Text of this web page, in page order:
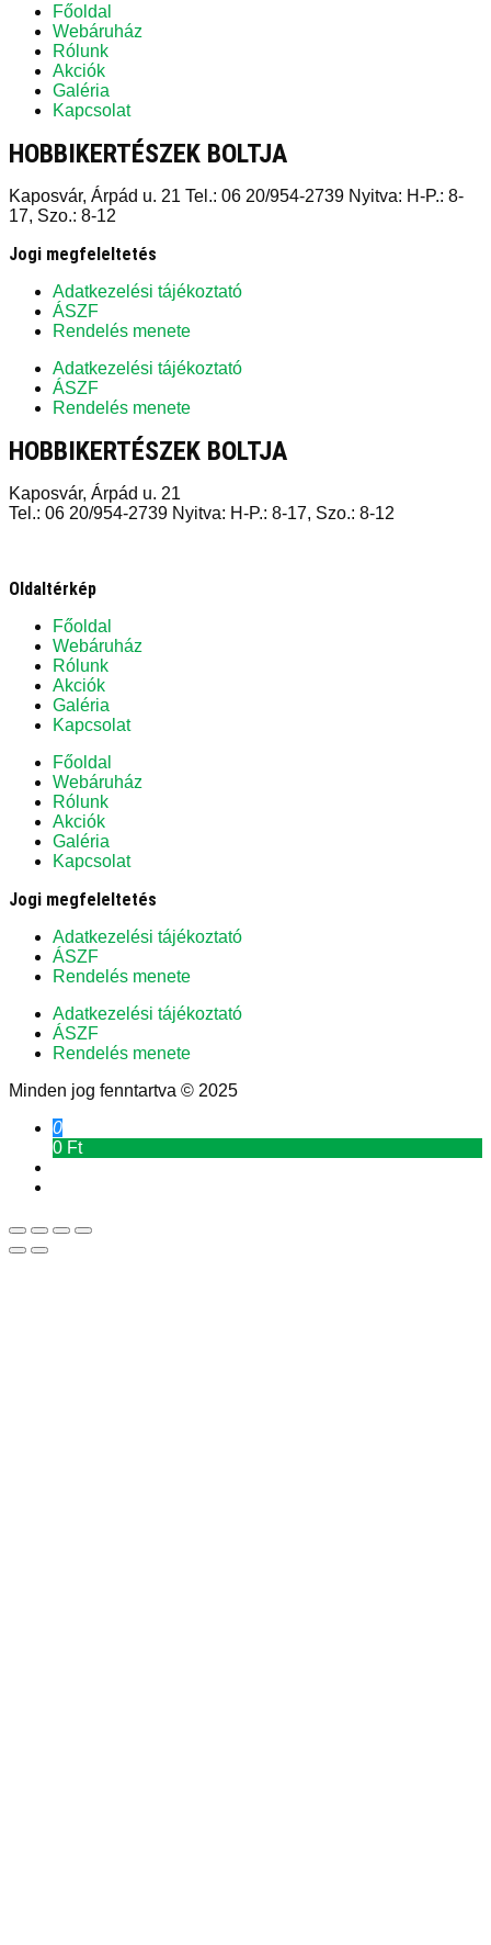
Főoldal
Webáruház
Rólunk
Akciók
Galéria
Kapcsolat
HOBBIKERTÉSZEK BOLTJA
Kaposvár, Árpád u. 21 Tel.: 06 20/954-2739 Nyitva: H-P.: 8-
17, Szo.: 8-12
Jogi megfeleltetés
Adatkezelési tájékoztató
ÁSZF
Rendelés menete
Adatkezelési tájékoztató
ÁSZF
Rendelés menete
HOBBIKERTÉSZEK BOLTJA
Kaposvár, Árpád u. 21
Tel.: 06 20/954-2739 Nyitva: H-P.: 8-17, Szo.: 8-12
Oldaltérkép
Főoldal
Webáruház
Rólunk
Akciók
Galéria
Kapcsolat
Főoldal
Webáruház
Rólunk
Akciók
Galéria
Kapcsolat
Jogi megfeleltetés
Adatkezelési tájékoztató
ÁSZF
Rendelés menete
Adatkezelési tájékoztató
ÁSZF
Rendelés menete
Minden jog fenntartva © 2025
0
0 Ft